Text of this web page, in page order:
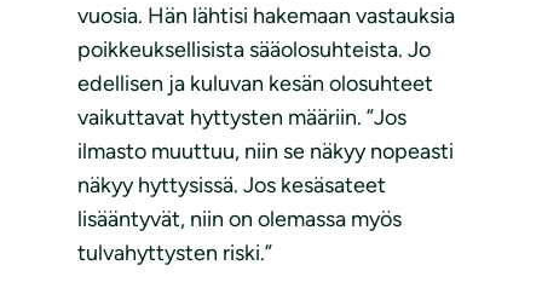
vuosia. Hän lähtisi hakemaan vastauksia
poikkeuksellisista sääolosuhteista. Jo
edellisen ja kuluvan kesän olosuhteet
vaikuttavat hyttysten määriin. ”Jos
ilmasto muuttuu, niin se näkyy nopeasti
näkyy hyttysissä. Jos kesäsateet
lisääntyvät, niin on olemassa myös
tulvahyttysten riski.”